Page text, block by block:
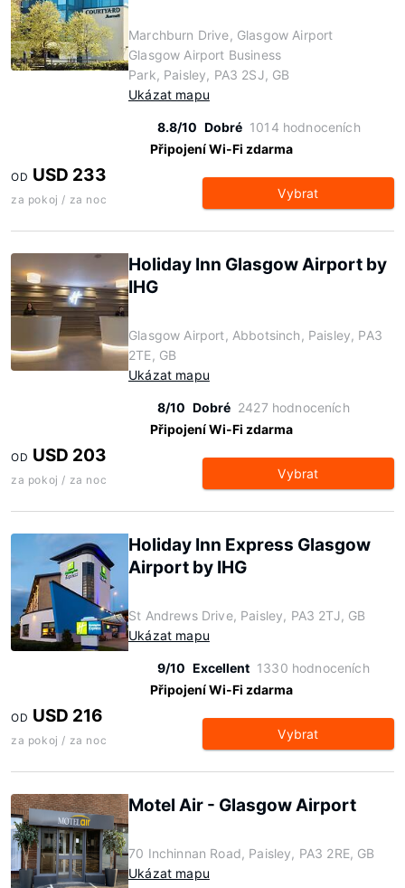
Marchburn Drive, Glasgow Airport
Glasgow Airport Business
Park, Paisley, PA3 2SJ, GB
Ukázat mapu
8.8/10 Dobré 1014 hodnoceních
Připojení Wi-Fi zdarma
OD USD 233
za pokoj / za noc Vybrat
Holiday Inn Glasgow Airport by
IHG
Glasgow Airport, Abbotsinch, Paisley, PA3
2TE, GB
Ukázat mapu
8/10 Dobré 2427 hodnoceních
Připojení Wi-Fi zdarma
OD USD 203
za pokoj / za noc Vybrat
Holiday Inn Express Glasgow
Airport by IHG
St Andrews Drive, Paisley, PA3 2TJ, GB
Ukázat mapu
9/10 Excellent 1330 hodnoceních
Připojení Wi-Fi zdarma
OD USD 216
za pokoj / za noc Vybrat
Motel Air - Glasgow Airport
70 Inchinnan Road, Paisley, PA3 2RE, GB
Ukázat mapu